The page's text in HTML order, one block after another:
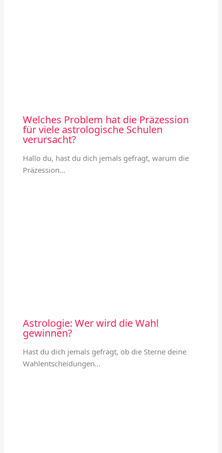
Welches Problem hat die Präzession
für viele astrologische Schulen
verursacht?
Hallo du, hast du dich jemals gefragt, warum die
Präzession…
Astrologie: Wer wird die Wahl
gewinnen?
Hast du dich jemals gefragt, ob die Sterne deine
Wahlentscheidungen…